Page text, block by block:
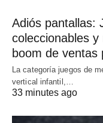
Adiós pantallas:
coleccionables
boom de ventas
La categoría juegos de
vertical infantil,…
33 minutes ago